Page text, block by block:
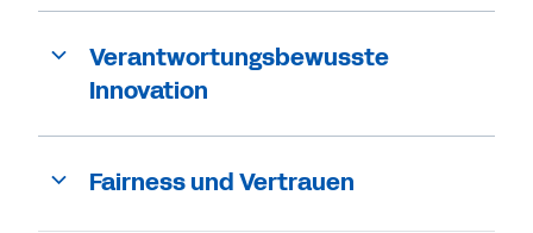
Verantwortungsbewusste
Innovation
Fairness und Vertrauen